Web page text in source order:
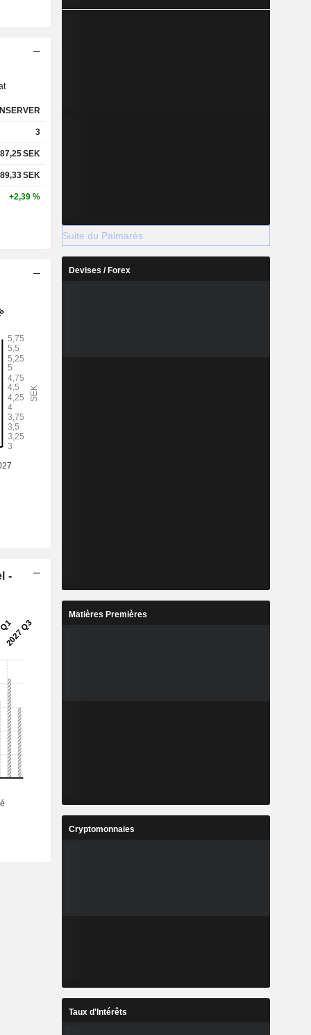
3
87,25SEK
89,33SEK
+2,39 %
-
Suite du Palmarès
Devises / Forex
Matières Premières
Cryptomonnaies
Taux d'Intérêts